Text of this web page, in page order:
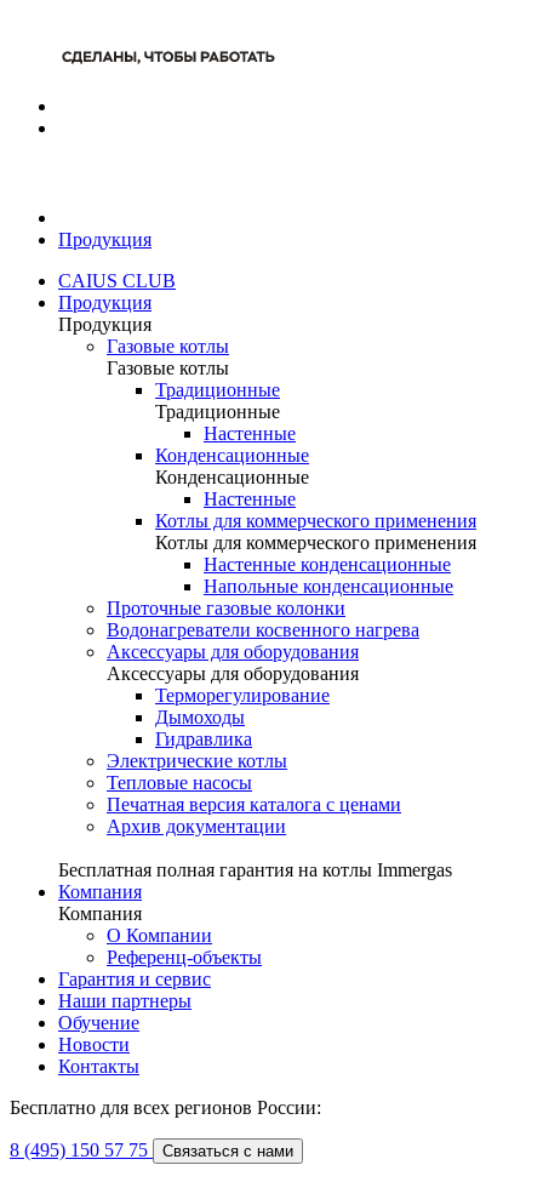
Продукция
CAIUS CLUB
Продукция
Продукция
Газовые котлы
Газовые котлы
Традиционные
Традиционные
Настенные
Конденсационные
Конденсационные
Настенные
Котлы для коммерческого применения
Котлы для коммерческого применения
Настенные конденсационные
Напольные конденсационные
Проточные газовые колонки
Водонагреватели косвенного нагрева
Аксессуары для оборудования
Аксессуары для оборудования
Терморегулирование
Дымоходы
Гидравлика
Электрические котлы
Тепловые насосы
Печатная версия каталога с ценами
Архив документации
Бесплатная полная гарантия на котлы Immergas
Компания
Компания
О Компании
Референц-объекты
Гарантия и сервис
Наши партнеры
Обучение
Новости
Контакты
Бесплатно для всех регионов России:
8 (495) 150 57 75 Связаться с нами